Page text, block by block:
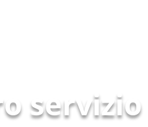
servizio